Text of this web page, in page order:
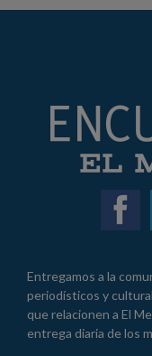
Entregamos a la
periodísticos y
que relacionen a El
entrega diaria de los